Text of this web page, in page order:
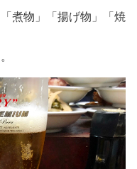
煮物」「揚げ物」「焼